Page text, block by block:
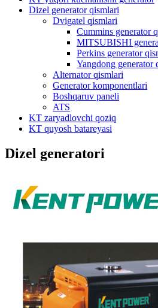
Dizel generator qismlari
Dvigatel qismlari
Cummins generator
MITSUBISHI
Perkins generator
Yangdong generator
Alternator qismlari
Generator komponentlari
Boshqaruv paneli
ATS
KT zaryadlovchi qoziq
KT quyosh batareyasi
Dizel generatori